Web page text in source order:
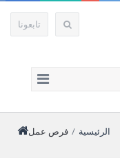
تابعونا
الرئيسية / فرص عمل